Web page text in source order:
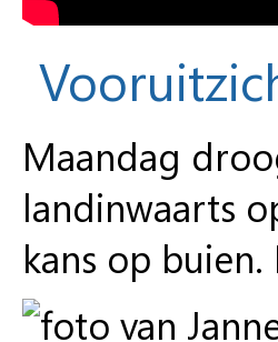
Maandag
landinwaarts
kans op